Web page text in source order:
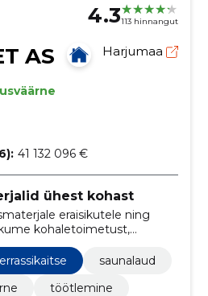
4.3113 hinnangut
AS Harjumaa
41 132 096 €
ühest kohast
eraisikutele ning
kohaletoimetust,
hulgihindu ja järelmaksu.
saunalaud
töötlemine